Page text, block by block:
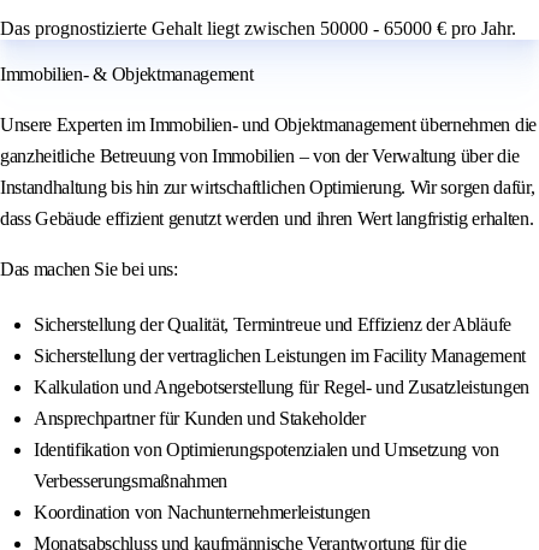
Das prognostizierte Gehalt liegt zwischen 50000 - 65000 € pro Jahr.
Immobilien- & Objektmanagement
Unsere Experten im Immobilien- und Objektmanagement übernehmen die
ganzheitliche Betreuung von Immobilien – von der Verwaltung über die
Instandhaltung bis hin zur wirtschaftlichen Optimierung. Wir sorgen dafür,
dass Gebäude effizient genutzt werden und ihren Wert langfristig erhalten.
Das machen Sie bei uns:
Sicherstellung der Qualität, Termintreue und Effizienz der Abläufe
Sicherstellung der vertraglichen Leistungen im Facility Management
Kalkulation und Angebotserstellung für Regel- und Zusatzleistungen
Ansprechpartner für Kunden und Stakeholder
Identifikation von Optimierungspotenzialen und Umsetzung von
Verbesserungsmaßnahmen
Koordination von Nachunternehmerleistungen
Monatsabschluss und kaufmännische Verantwortung für die